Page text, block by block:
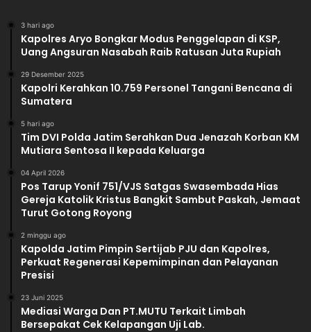
3 hari ago
Kapolres Aryo Bongkar Modus Penggelapan di KSP,
Uang Angsuran Nasabah Raib Ratusan Juta Rupiah
29 Desember 2025
Kapolri Kerahkan 10.759 Personel Tangani Bencana di
Sumatera
5 hari ago
Tim DVI Polda Jatim Serahkan Dua Jenazah Korban KM
Mutiara Sentosa II kepada Keluarga
04 April 2026
Pos Tarup Yonif 751/VJS Satgas Swasembada Hias
Gereja Katolik Kristus Bangkit Sambut Paskah, Jemaat
Turut Gotong Royong
2 minggu ago
Kapolda Jatim Pimpin Sertijab PJU dan Kapolres,
Perkuat Regenerasi Kepemimpinan dan Pelayanan
Presisi
23 Juni 2025
Mediasi Warga Dan PT.MUTU Terkait Limbah
Bersepakat Cek Kelapangan Uji Lab.